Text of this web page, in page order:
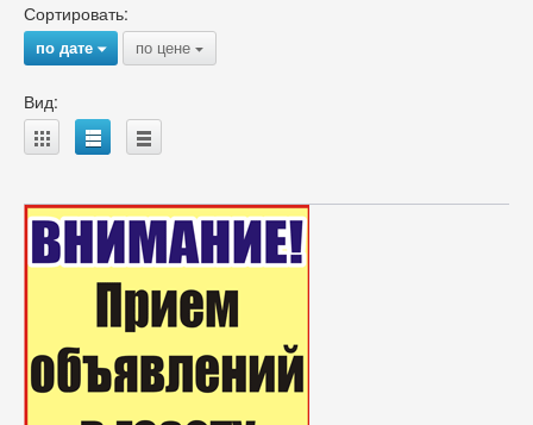
Сортировать:
по дате{ по цене {
Вид:
A B C